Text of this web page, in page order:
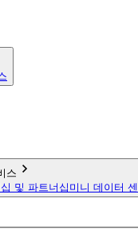
스
및 파트너십 미니 데이터